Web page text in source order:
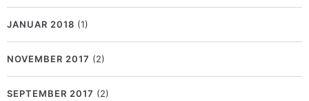
JANUAR 2018 (1)
NOVEMBER 2017 (2)
SEPTEMBER 2017 (2)